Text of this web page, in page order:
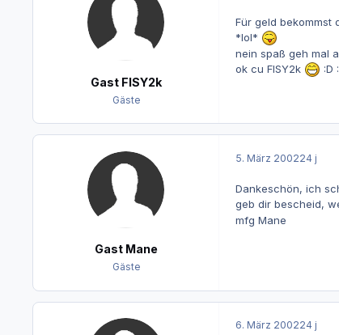
Gast FISY2k
Gäste
Für geld bekommst
*lol*
nein spaß geh mal
ok cu FISY2k
:D
Gast Mane
Gäste
5. März 200224 j
Dankeschön, ich
geb dir bescheid,
mfg Mane
6. März 200224 j